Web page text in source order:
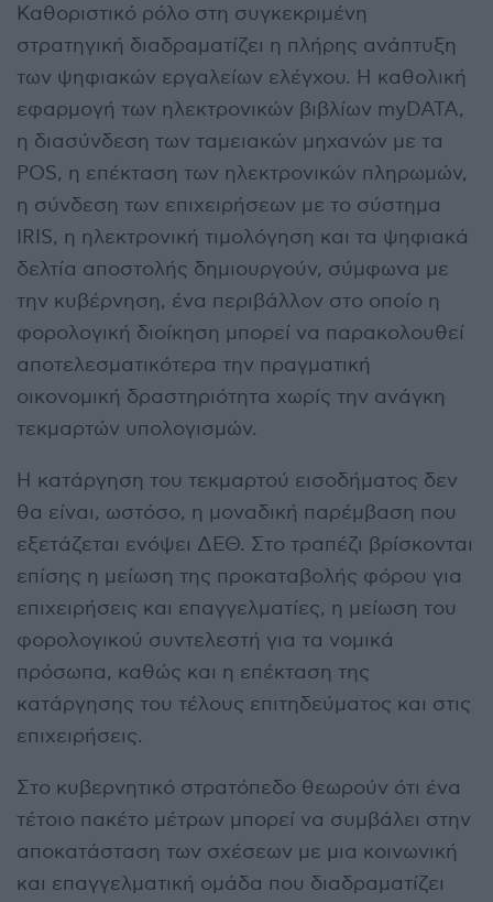
Καθοριστικό ρόλο στη συγκεκριμένη
στρατηγική διαδραματίζει η πλήρης ανάπτυξη
των ψηφιακών εργαλείων ελέγχου. Η καθολική
εφαρμογή των ηλεκτρονικών βιβλίων myDATA,
η διασύνδεση των ταμειακών μηχανών με τα
POS, η επέκταση των ηλεκτρονικών πληρωμών,
η σύνδεση των επιχειρήσεων με το σύστημα
IRIS, η ηλεκτρονική τιμολόγηση και τα ψηφιακά
δελτία αποστολής δημιουργούν, σύμφωνα με
την κυβέρνηση, ένα περιβάλλον στο οποίο η
φορολογική διοίκηση μπορεί να παρακολουθεί
αποτελεσματικότερα την πραγματική
οικονομική δραστηριότητα χωρίς την ανάγκη
τεκμαρτών υπολογισμών.
Η κατάργηση του τεκμαρτού εισοδήματος δεν
θα είναι, ωστόσο, η μοναδική παρέμβαση που
εξετάζεται ενόψει ΔΕΘ. Στο τραπέζι βρίσκονται
επίσης η μείωση της προκαταβολής φόρου για
επιχειρήσεις και επαγγελματίες, η μείωση του
φορολογικού συντελεστή για τα νομικά
πρόσωπα, καθώς και η επέκταση της
κατάργησης του τέλους επιτηδεύματος και στις
επιχειρήσεις.
Στο κυβερνητικό στρατόπεδο θεωρούν ότι ένα
τέτοιο πακέτο μέτρων μπορεί να συμβάλει στην
αποκατάσταση των σχέσεων με μια κοινωνική
και επαγγελματική ομάδα που διαδραματίζει